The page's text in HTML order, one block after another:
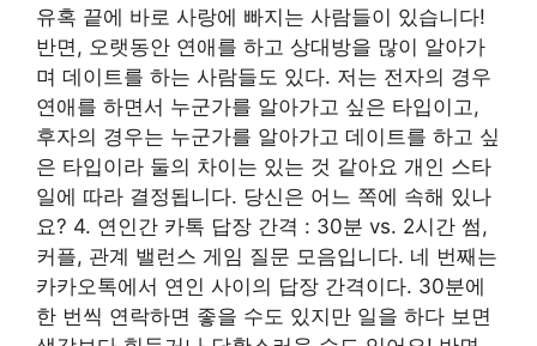
유혹 끝에 바로 사랑에 빠지는 사람들이 있습니다!
반면, 오랫동안 연애를 하고 상대방을 많이 알아가
며 데이트를 하는 사람들도 있다. 저는 전자의 경우
연애를 하면서 누군가를 알아가고 싶은 타입이고,
후자의 경우는 누군가를 알아가고 데이트를 하고 싶
은 타입이라 둘의 차이는 있는 것 같아요 개인 스타
일에 따라 결정됩니다. 당신은 어느 쪽에 속해 있나
요? 4. 연인간 카톡 답장 간격 : 30분 vs. 2시간 썸,
커플, 관계 밸런스 게임 질문 모음입니다. 네 번째는
카카오톡에서 연인 사이의 답장 간격이다. 30분에
한 번씩 연락하면 좋을 수도 있지만 일을 하다 보면